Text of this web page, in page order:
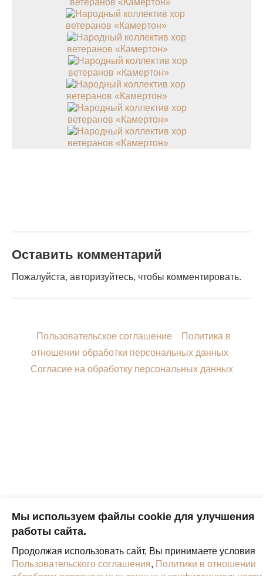
Оставить комментарий
Пожалуйста, авторизуйтесь, чтобы комментировать.
Пользовательское соглашение
Политика в
отношении обработки персональных данных
Согласие на обработку персональных данных
Мы используем файлы cookie для улучшения
работы сайта.
Продолжая использовать сайт, Вы принимаете условия
Пользовательского соглашения, Политики в отношении